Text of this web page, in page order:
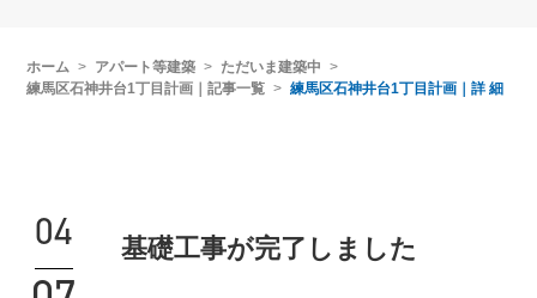
ホーム アパート等建築
ただいま建築中
練馬区石神井台1丁目計画｜記事一覧
練馬区石神井台1丁目計画｜詳 細
04 基礎工事が完了しました